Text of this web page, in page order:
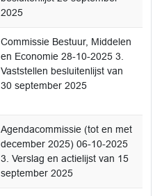
2025
Commissie Bestuur, Middelen
en Economie 28-10-2025 3.
Vaststellen besluitenlijst van
30 september 2025
Agendacommissie (tot en met
december 2025) 06-10-2025
3. Verslag en actielijst van 15
september 2025